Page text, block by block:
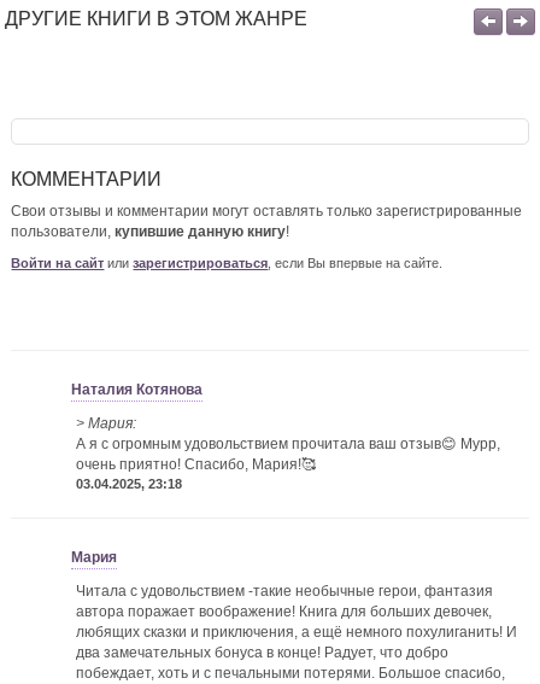
ДРУГИЕ КНИГИ В ЭТОМ ЖАНРЕ
КОММЕНТАРИИ
Свои отзывы и комментарии могут оставлять только зарегистрированные
пользователи,купившие данную книгу!
Войти на сайт илизарегистрироваться , если Вы впервые на сайте.
Наталия Котянова
> Мария:
А я с огромным удовольствием прочитала ваш отзыв😊 Мурр,
очень приятно! Спасибо, Мария!🥰
03.04.2025, 23:18
Мария
Читала с удовольствием -такие необычные герои, фантазия
автора поражает воображение! Книга для больших девочек,
любящих сказки и приключения, а ещё немного похулиганить! И
два замечательных бонуса в конце! Радует, что добро
побеждает, хоть и с печальными потерями. Большое спасибо,